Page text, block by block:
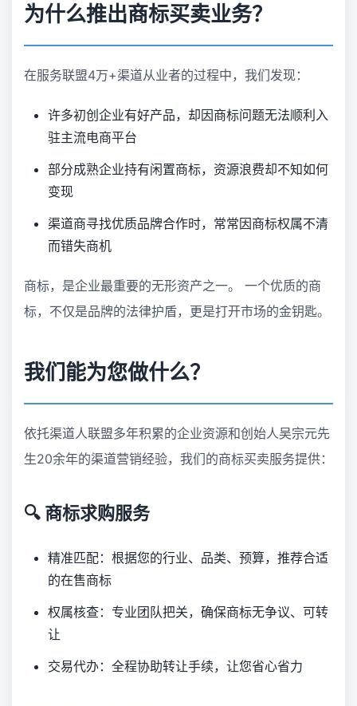
为什么推出商标买卖业务？
在服务联盟4万+渠道从业者的过程中，我们发现：
许多初创企业有好产品，却因商标问题无法顺利入
驻主流电商平台
部分成熟企业持有闲置商标，资源浪费却不知如何
变现
渠道商寻找优质品牌合作时，常常因商标权属不清
而错失商机
商标，是企业最重要的无形资产之一。 一个优质的商
标，不仅是品牌的法律护盾，更是打开市场的金钥匙。
我们能为您做什么？
依托渠道人联盟多年积累的企业资源和创始人吴宗元先
生20余年的渠道营销经验，我们的商标买卖服务提供：
🔍 商标求购服务
精准匹配：根据您的行业、品类、预算，推荐合适
的在售商标
权属核查：专业团队把关，确保商标无争议、可转
让
交易代办：全程协助转让手续，让您省心省力